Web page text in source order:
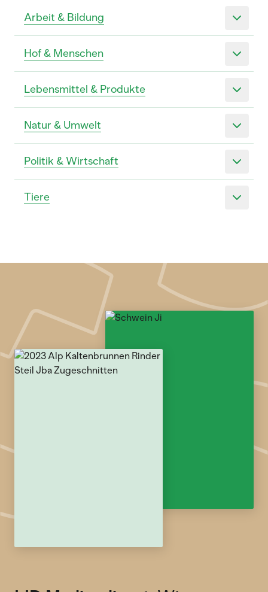
Arbeit & Bildung
Hof & Menschen
Lebensmittel & Produkte
Natur & Umwelt
Politik & Wirtschaft
Tiere